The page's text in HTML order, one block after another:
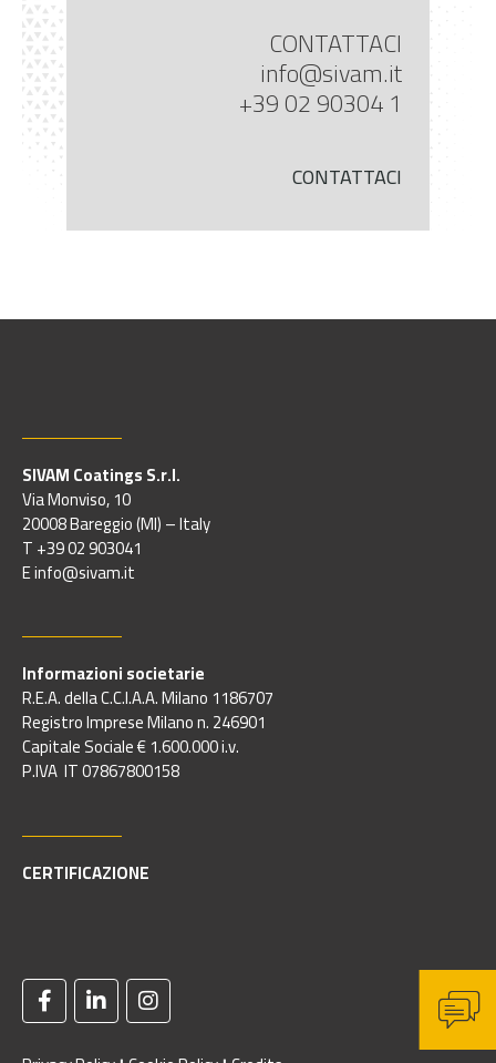
CONTATTACI
info@sivam.it
+39 02 90304 1
CONTATTACI
SIVAM Coatings S.r.l.
Via Monviso, 10
20008 Bareggio (MI) – Italy
T +39 02 903041
E info@sivam.it
Informazioni societarie
R.E.A. della C.C.I.A.A. Milano 1186707
Registro Imprese Milano n. 246901
Capitale Sociale € 1.600.000 i.v.
P.IVA IT 07867800158
CERTIFICAZIONE